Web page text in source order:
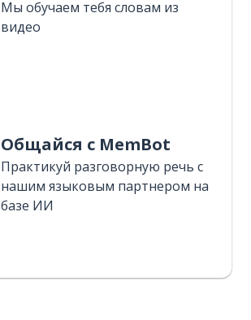
Мы обучаем тебя словам из
видео
Общайся с MemBot
Практикуй разговорную речь с
нашим языковым партнером на
базе ИИ